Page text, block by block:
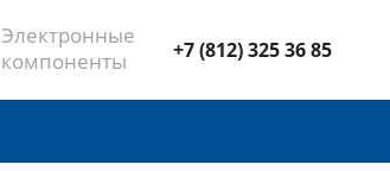
Электронные
компоненты
+7 (812) 325 36 85